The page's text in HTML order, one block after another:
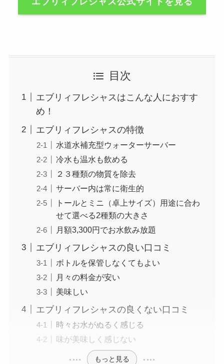
目次
エブリィフレシャスはこんな人におすす
め！
エブリィフレシャスの特徴
水道水補充型ウォーターサーバー
冷水も温水も飲める
２３種類の物質を除去
サーバー内は常に衛生的
トールとミニ（卓上サイズ）用途に合わ
せて選べる2種類の大きさ
月額3,300円でお水飲み放題
エブリィフレシャスの良い口コミ
ボトルを保管しなくてもよい
月々の料金が安い
美味しい
エブリィフレシャスの良くない口コミ
時々お水がぬるく感じる
味が美味しく感じない
もっと見る